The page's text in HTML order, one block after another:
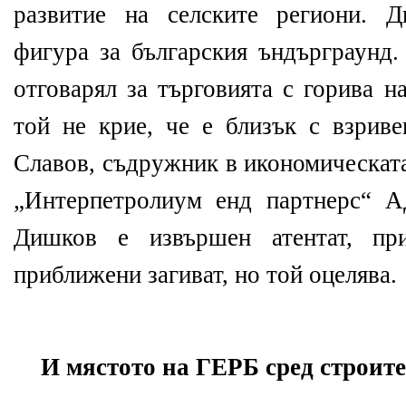
развитие на селските региони.
фигура за българския
отговарял за търговията с
той не крие, че е близък с
Славов, съдружник в
„Интерпетролиум енд
Дишков е извършен атентат,
приближени загиват, но той оцелява.
И мястото на ГЕРБ сред